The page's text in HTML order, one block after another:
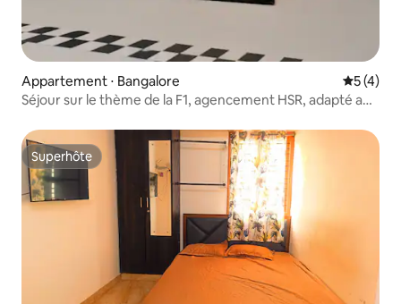
Appartement ⋅ Bangalore
5 (4)
Séjour sur le thème de la F1, agencement HSR, adapté aux
Superhôte
Superhôte